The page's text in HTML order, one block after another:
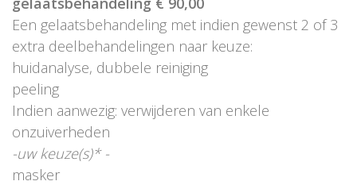
Een gelaatsbehandeling met indien gewenst 2 of 3
extra deelbehandelingen naar keuze:
huidanalyse, dubbele reiniging
peeling
Indien aanwezig: verwijderen van enkele
onzuiverheden
-uw keuze(s)* -
masker